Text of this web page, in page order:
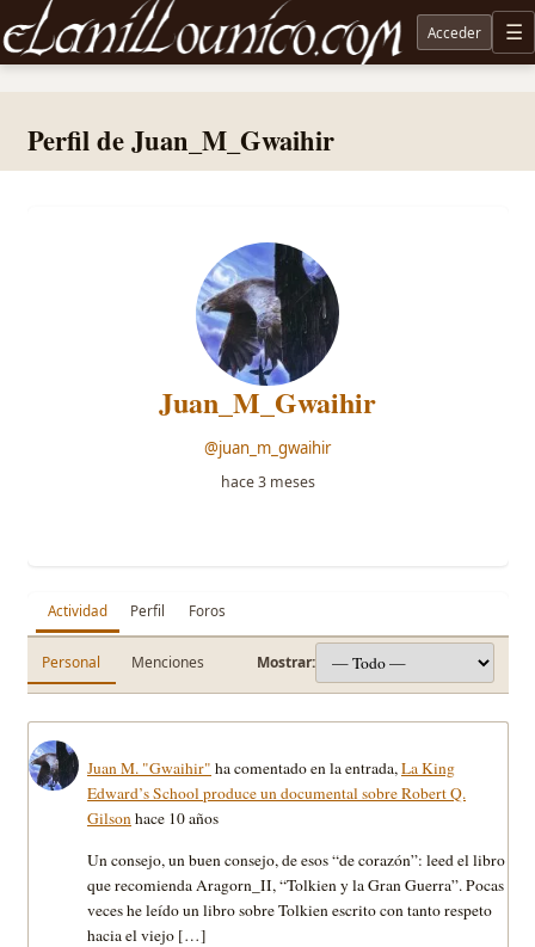
Noticias sobre Tolkien: El Señor de los Anillos, Los Anillos de Poder, La Caza de Gollum, la
Acceder
Perfil de Juan_M_Gwaihir
Juan_M_Gwaihir
@juan_m_gwaihir
hace 3 meses
Actividad Perfil Foros
Personal Menciones Mostrar:
Juan M. "Gwaihir" ha comentado en la entrada,La King
Edward’s School produce un documental sobre Robert Q.
Gilsonhace 10 años
Un consejo, un buen consejo, de esos “de corazón”: leed el libro
que recomienda Aragorn_II, “Tolkien y la Gran Guerra”. Pocas
veces he leído un libro sobre Tolkien escrito con tanto respeto
hacia el viejo […]